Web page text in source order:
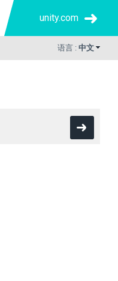
unity.com
语言 : 中文